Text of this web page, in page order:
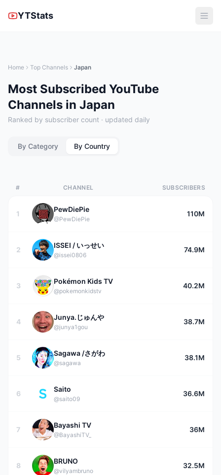
YTStats
Home Top Channels Japan
Most Subscribed YouTube
Channels in Japan
Ranked by subscriber count · updated daily
By Category By Country
# CHANNEL SUBSCRIBERS
1
PewDiePie
@PewDiePie
110M
2
ISSEI / いっせい
@issei0806
74.9M
3
Pokémon Kids TV
@pokemonkidstv
40.2M
4
Junya.じゅんや
@junya1gou
38.7M
5
Sagawa /さがわ
@sagawa
38.1M
6
Saito
@saito09
36.6M
7
Bayashi TV
@BayashiTV_
36M
8
BRUNO
@vilyambruno
32.5M